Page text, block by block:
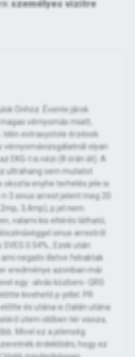
személyes vizitre
Önhöz. Évente járok
vérnyomás miatt,
extrasystole érzések
vérnyomávizsgálatnál olyan
EKG-t is nézi (8 órán át). A
ultrahang sem mutatot
enyhe terhelés jele is
3 sinus arrest jelent meg 20
3,4mp), p jel nem
valami kis eltérés látható,
sinus arrestről
0.54%., Ezek után
negatív illetve felraktak
eredménye azonban már
egy -alvás közbeni- QRS
kivehető p-jellel. PR
és utána is (talán utána
ütem időben tér vissza,
Mivel ez a jelenség
érdeklődni, hogy ez